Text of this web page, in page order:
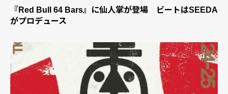
『Red Bull 64 Bars』に仙人掌が登場 ビートはSEEDA
がプロデュース